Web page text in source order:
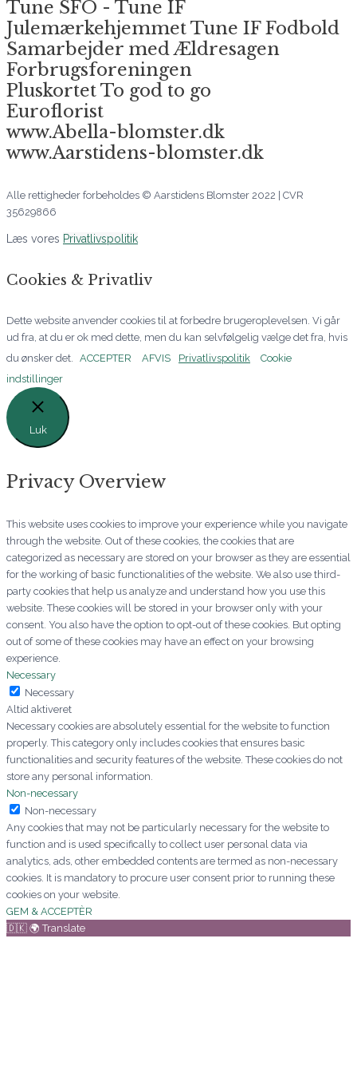
Tune SFO - Tune IF
Julemærkehjemmet Tune IF Fodbold
Samarbejder med Ældresagen
Forbrugsforeningen
Pluskortet To god to go
Euroflorist
www.Abella-blomster.dk
www.Aarstidens-blomster.dk
Alle rettigheder forbeholdes © Aarstidens Blomster 2022 | CVR
35629866
Læs vores Privatlivspolitik
Cookies & Privatliv
Dette website anvender cookies til at forbedre brugeroplevelsen. Vi går
ud fra, at du er ok med dette, men du kan selvfølgelig vælge det fra, hvis
du ønsker det. ACCEPTER AFVIS Privatlivspolitik
Cookie
indstillinger
Luk
Privacy Overview
This website uses cookies to improve your experience while you navigate
through the website. Out of these cookies, the cookies that are
categorized as necessary are stored on your browser as they are essential
for the working of basic functionalities of the website. We also use third-
party cookies that help us analyze and understand how you use this
website. These cookies will be stored in your browser only with your
consent. You also have the option to opt-out of these cookies. But opting
out of some of these cookies may have an effect on your browsing
experience.
Necessary
Necessary
Altid aktiveret
Necessary cookies are absolutely essential for the website to function
properly. This category only includes cookies that ensures basic
functionalities and security features of the website. These cookies do not
store any personal information.
Non-necessary
Non-necessary
Any cookies that may not be particularly necessary for the website to
function and is used specifically to collect user personal data via
analytics, ads, other embedded contents are termed as non-necessary
cookies. It is mandatory to procure user consent prior to running these
cookies on your website.
GEM & ACCEPTÈR
🇩🇰 🌍 Translate